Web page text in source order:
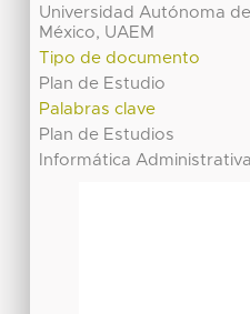
Universidad Autónoma
México, UAEM
Tipo de documento
Plan de Estudio
Palabras clave
Plan de Estudios
Informática Administrativa